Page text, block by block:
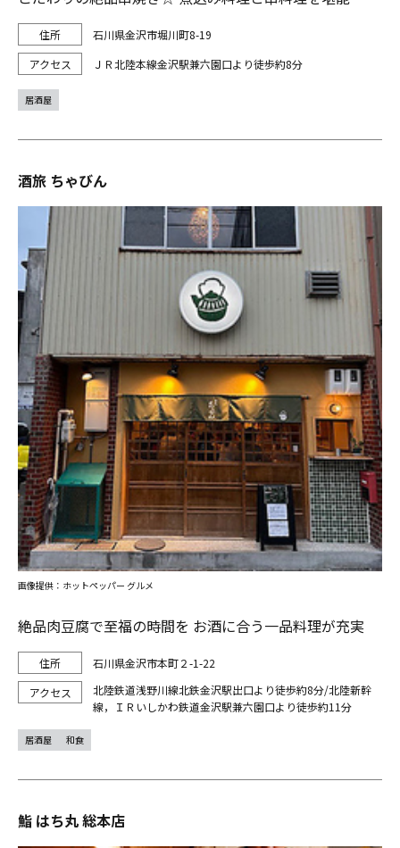
石川県金沢市堀川町8-19
ＪＲ北陸本線金沢駅兼六園口より徒歩約8分
居酒屋
酒旅 ちゃびん
絶品肉豆腐で至福の時間を お酒に合う一品料理が充実
石川県金沢市本町２-1-22
北陸鉄道浅野川線北鉄金沢駅出口より徒歩約8分/北陸新幹
線，ＩＲいしかわ鉄道金沢駅兼六園口より徒歩約11分
画像提供：ホットペッパー グルメ
居酒屋 和食
鮨 はち丸 総本店